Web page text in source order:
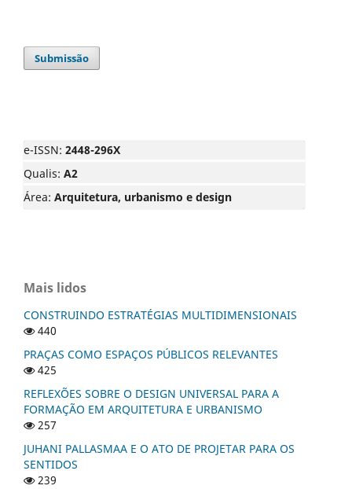
Submissão
e-ISSN: 2448-296X
Qualis: A2
Área: Arquitetura, urbanismo e design
Mais lidos
CONSTRUINDO ESTRATÉGIAS MULTIDIMENSIONAIS
440
PRAÇAS COMO ESPAÇOS PÚBLICOS RELEVANTES
425
REFLEXÕES SOBRE O DESIGN UNIVERSAL PARA A
FORMAÇÃO EM ARQUITETURA E URBANISMO
257
JUHANI PALLASMAA E O ATO DE PROJETAR PARA OS
SENTIDOS
239